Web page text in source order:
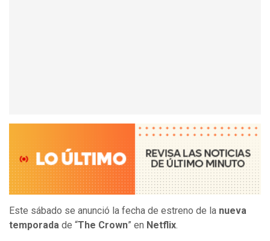
Este sábado se anunció la fecha de estreno de la nueva
temporada de “The Crown” en Netflix.